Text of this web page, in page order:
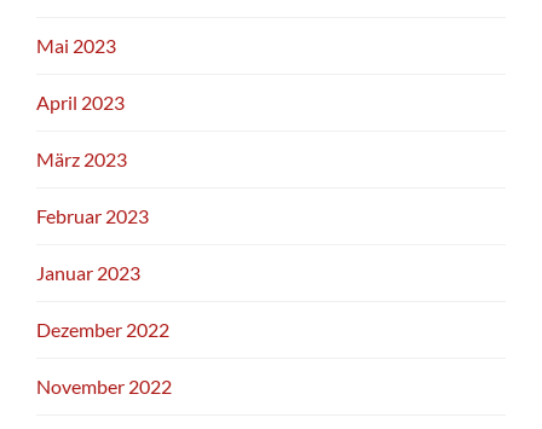
Mai 2023
April 2023
März 2023
Februar 2023
Januar 2023
Dezember 2022
November 2022